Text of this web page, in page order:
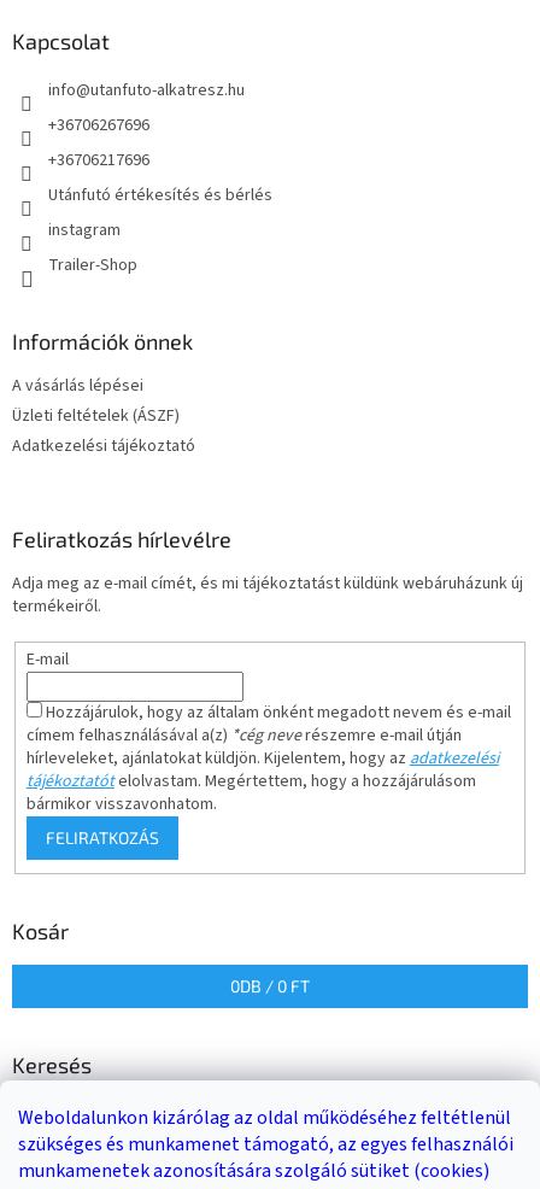
Weboldalunkon kizárólag az oldal működéséhez feltétlenül
szükséges és munkamenet támogató, az egyes felhasználói
munkamenetek azonosítására szolgáló sütiket (cookies)
Kapcsolat
info@utanfuto-alkatresz.hu
+36706267696
+36706217696
Utánfutó értékesítés és bérlés
instagram
Trailer-Shop
Információk önnek
A vásárlás lépései
Üzleti feltételek (ÁSZF)
Adatkezelési tájékoztató
Feliratkozás hírlevélre
Adja meg az e-mail címét, és mi tájékoztatást küldünk webáruházunk új
termékeiről.
E-mail
Hozzájárulok, hogy az általam önként megadott nevem és e-mail
címem felhasználásával a(z) *cég neverészemre e-mail útján
hírleveleket, ajánlatokat küldjön. Kijelentem, hogy azadatkezelési
tájékoztatótelolvastam. Megértettem, hogy a hozzájárulásom
bármikor visszavonhatom.
FELIRATKOZÁS
Kosár
0DB / 0 FT
Keresés
KERESÉS